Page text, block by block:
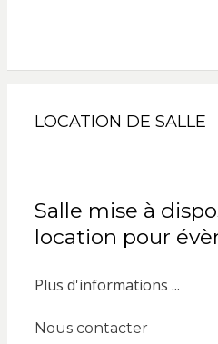
LOCATION DE SALLE
Salle mise à
location pour
Plus d'informations ...
Nous contacter